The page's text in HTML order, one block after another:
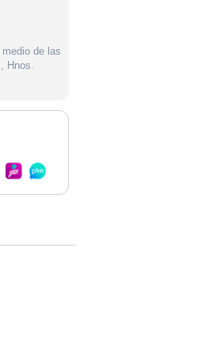
de las
Hnos.